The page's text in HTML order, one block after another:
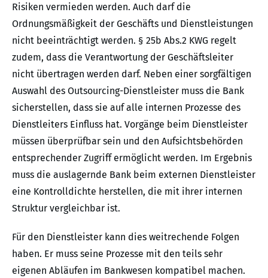
Risiken vermieden werden. Auch darf die
Ordnungsmäßigkeit der Geschäfts und Dienstleistungen
nicht beeinträchtigt werden. § 25b Abs.2 KWG regelt
zudem, dass die Verantwortung der Geschäftsleiter
nicht übertragen werden darf. Neben einer sorgfältigen
Auswahl des Outsourcing-Dienstleister muss die Bank
sicherstellen, dass sie auf alle internen Prozesse des
Dienstleiters Einfluss hat. Vorgänge beim Dienstleister
müssen überprüfbar sein und den Aufsichtsbehörden
entsprechender Zugriff ermöglicht werden. Im Ergebnis
muss die auslagernde Bank beim externen Dienstleister
eine Kontrolldichte herstellen, die mit ihrer internen
Struktur vergleichbar ist.
Für den Dienstleister kann dies weitrechende Folgen
haben. Er muss seine Prozesse mit den teils sehr
eigenen Abläufen im Bankwesen kompatibel machen.